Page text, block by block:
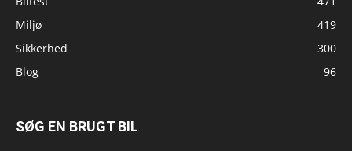
Miljø
419
Sikkerhed
300
Blog
96
SØG EN BRUGT BIL